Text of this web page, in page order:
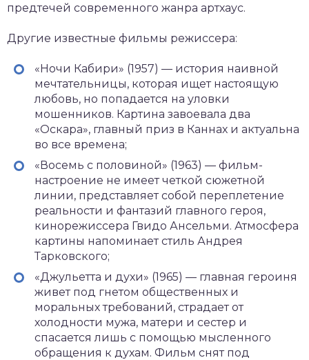
предтечей современного жанра артхаус.
Другие известные фильмы режиссера:
«Ночи Кабири» (1957) — история наивной
мечтательницы, которая ищет настоящую
любовь, но попадается на уловки
мошенников. Картина завоевала два
«Оскара», главный приз в Каннах и актуальна
во все времена;
«Восемь с половиной» (1963) — фильм-
настроение не имеет четкой сюжетной
линии, представляет собой переплетение
реальности и фантазий главного героя,
кинорежиссера Гвидо Ансельми. Атмосфера
картины напоминает стиль Андрея
Тарковского;
«Джульетта и духи» (1965) — главная героиня
живет под гнетом общественных и
моральных требований, страдает от
холодности мужа, матери и сестер и
спасается лишь с помощью мысленного
обращения к духам. Фильм снят под